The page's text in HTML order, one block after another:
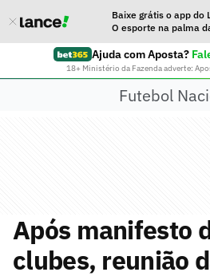
Baixe grátis o app do
O esporte na palma
Ajuda com Aposta?
18+ Ministério da Fazenda adverte:
Futebol
Após manifesto
clubes, reunião